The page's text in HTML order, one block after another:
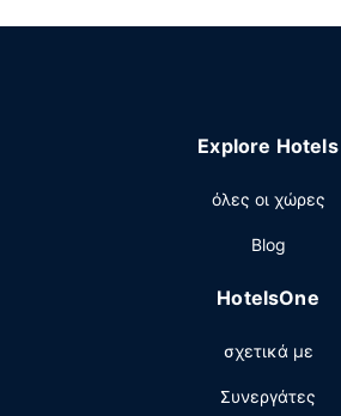
προσφέρονται, όπως εξωτερική
Ικανοποιήστε την όρεξή σας με
υπάρχουν σε αυτό το ξενοδοχείο.
χρέωση είναι διαθέσιμο πρωινό (σε
Στις σημαντικές παροχές
Explore Hotels
όλες οι χώρες
Blog
HotelsOne
σχετικά με
Συνεργάτες